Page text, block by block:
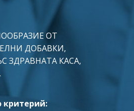
ОТ
ДОБАВКИ,
ЗДРАВНАТА КАСА,
критерий: